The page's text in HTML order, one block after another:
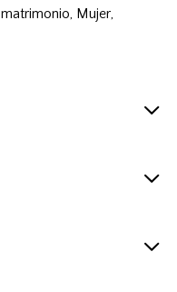
matrimonio, Mujer,